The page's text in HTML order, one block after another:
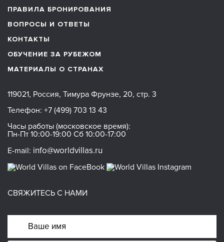
ПРАВИЛА БРОНИРОВАНИЯ
ВОПРОСЫ И ОТВЕТЫ
КОНТАКТЫ
ОБУЧЕНИЕ ЗА РУБЕЖОМ
МАТЕРИАЛЫ О СТРАНАХ
119021, Россия, Тимура Фрунзе, 20, стр. 3
Телефон: +7 (499) 703 13 43
Часы работы (московское время):
Пн-Пт 10:00-19:00 Сб 10:00-17:00
E-mail: info@worldvillas.ru
СВЯЖИТЕСЬ С НАМИ